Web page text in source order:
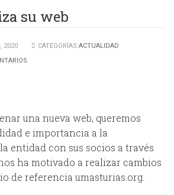
su web
2020 CATEGORÍAS:ACTUALIDAD
una nueva web, queremos
e importancia a la
entidad con sus socios a través
ha motivado a realizar cambios
de referencia umasturias.org.